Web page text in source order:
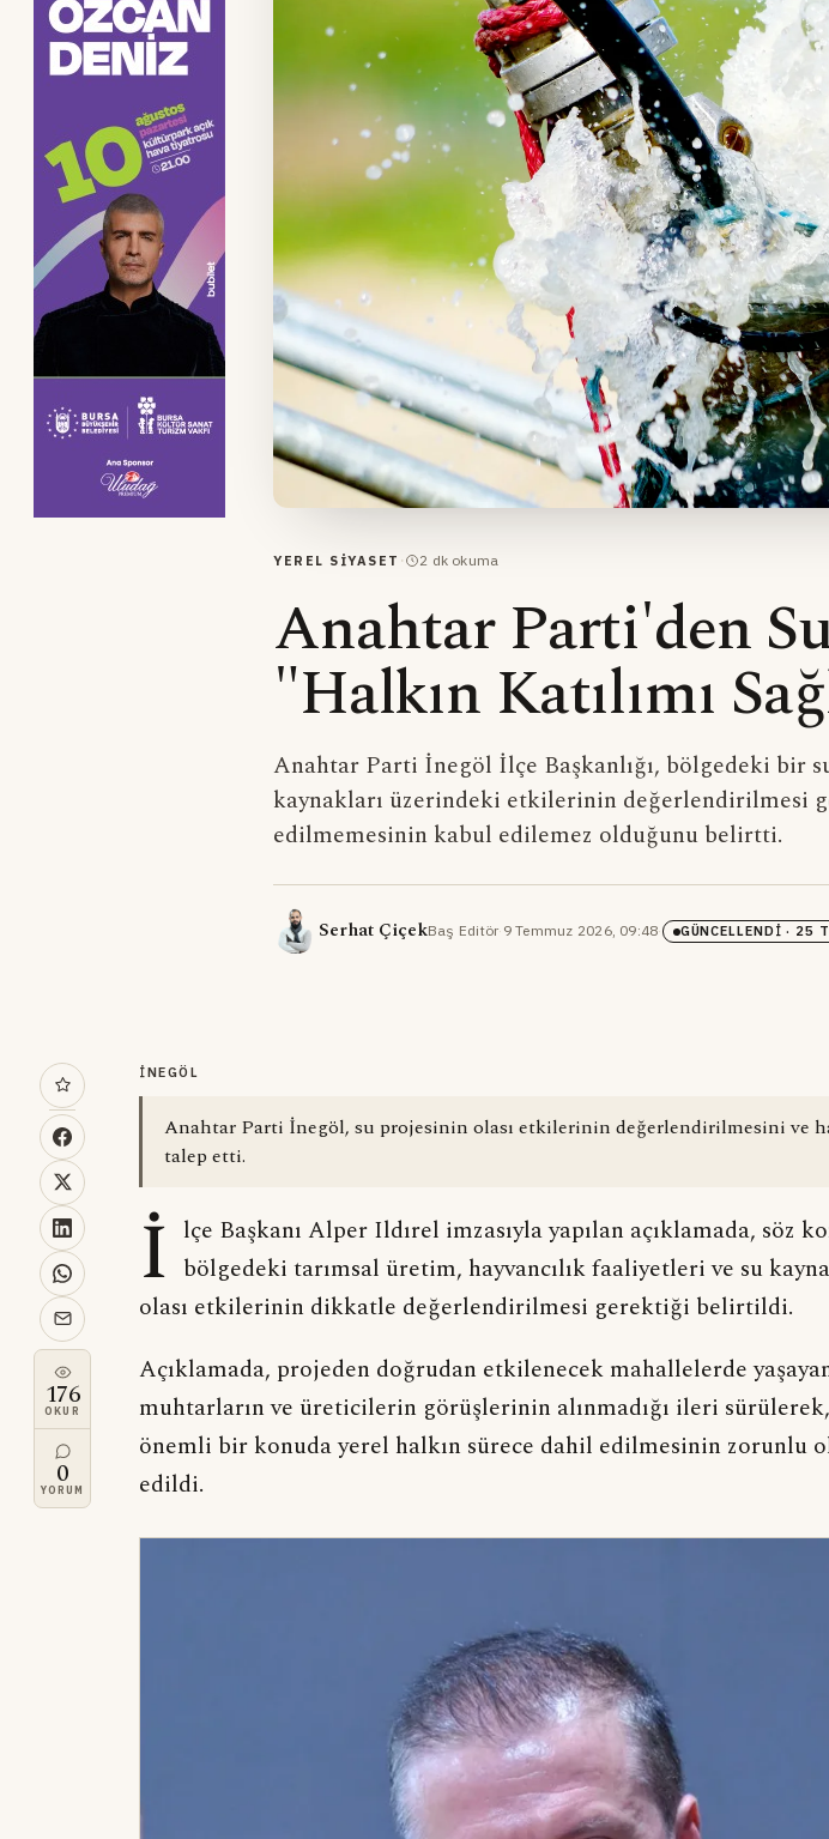
YEREL SIYASET · 2 dk okuma
Anahtar Parti'den
"Halkın Katılımı
Anahtar Parti İnegöl İlçe Başkanlığı, bölgedeki bir
kaynakları üzerindeki etkilerinin değerlendirilmesi
edilmemesinin kabul edilemez olduğunu belirtti.
Serhat ÇiçekBaş Editör· 9 Temmuz 2026, 09:48· GÜNCELLENDI · 25
176
OKUR
0
YORUM
İNEGÖL
Anahtar Parti İnegöl, su projesinin olası etkilerinin değerlendirilmesini ve
talep etti.
İ lçe Başkanı Alper Ildırel imzasıyla yapılan açıklamada, söz
bölgedeki tarımsal üretim, hayvancılık faaliyetleri ve su
olası etkilerinin dikkatle değerlendirilmesi gerektiği belirtildi.
Açıklamada, projeden doğrudan etkilenecek mahallelerde
muhtarların ve üreticilerin görüşlerinin alınmadığı ileri
önemli bir konuda yerel halkın sürece dahil edilmesinin zorunlu
edildi.